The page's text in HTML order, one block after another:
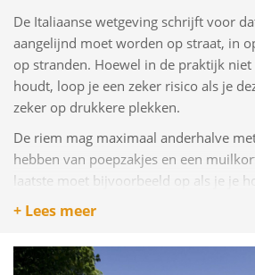
De Italiaanse wetgeving schrijft voor
aangelijnd moet worden op straat, in
op stranden. Hoewel in de praktijk niet
houdt, loop je een zeker risico als je
zeker op drukkere plekken.
De riem mag maximaal anderhalve
hebben van poepzakjes en een
laatste moet bijvoorbeeld op als je je
openbaar vervoer.
Check daarom altijd bij het boeken van
+ Lees meer